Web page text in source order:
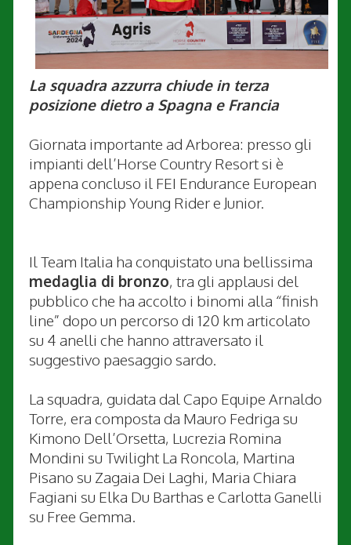
La squadra azzurra chiude in terza
posizione dietro a Spagna e Francia
Giornata importante ad Arborea: presso gli
impianti dell’Horse Country Resort si è
appena concluso il FEI Endurance European
Championship Young Rider e Junior.
Il Team Italia ha conquistato una bellissima
medaglia di bronzo, tra gli applausi del
pubblico che ha accolto i binomi alla “finish
line” dopo un percorso di 120 km articolato
su 4 anelli che hanno attraversato il
suggestivo paesaggio sardo.
La squadra, guidata dal Capo Equipe Arnaldo
Torre, era composta da Mauro Fedriga su
Kimono Dell’Orsetta, Lucrezia Romina
Mondini su Twilight La Roncola, Martina
Pisano su Zagaia Dei Laghi, Maria Chiara
Fagiani su Elka Du Barthas e Carlotta Ganelli
su Free Gemma.